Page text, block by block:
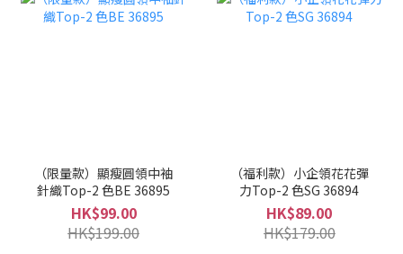
（限量款）顯瘦圓領中袖
針織Top-2 色BE 36895
HK$99.00
HK$199.00
（福利款）小企領花花彈
力Top-2 色SG 36894
HK$89.00
HK$179.00